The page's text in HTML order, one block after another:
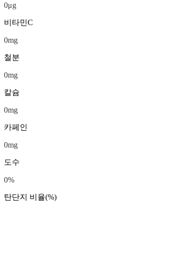
0μg
비타민C
0mg
철분
0mg
칼슘
0mg
카페인
0mg
도수
0%
탄단지 비율(%)